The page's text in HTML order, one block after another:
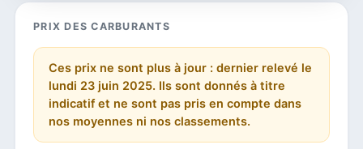
PRIX DES CARBURANTS
Ces prix ne sont plus à jour : dernier relevé le
lundi 23 juin 2025. Ils sont donnés à titre
indicatif et ne sont pas pris en compte dans
nos moyennes ni nos classements.